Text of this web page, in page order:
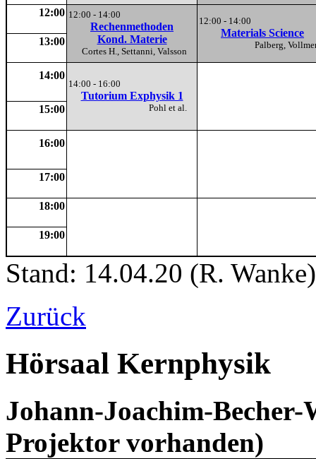
12:00 12:00 - 14:00
Rechenmethoden
Kond. Materie
Cortes H., Settanni, Valsson
12:00 - 14:00
Materials Science
Palberg,
13:00
14:00
14:00 - 16:00
Tutorium Exphysik 1
Pohl et al.
15:00
16:00
17:00
18:00
19:00
Stand: 14.04.20 (R. Wanke)
Zurück
Hörsaal Kernphysik
Johann-Joachim-Becher-
Projektor vorhanden)